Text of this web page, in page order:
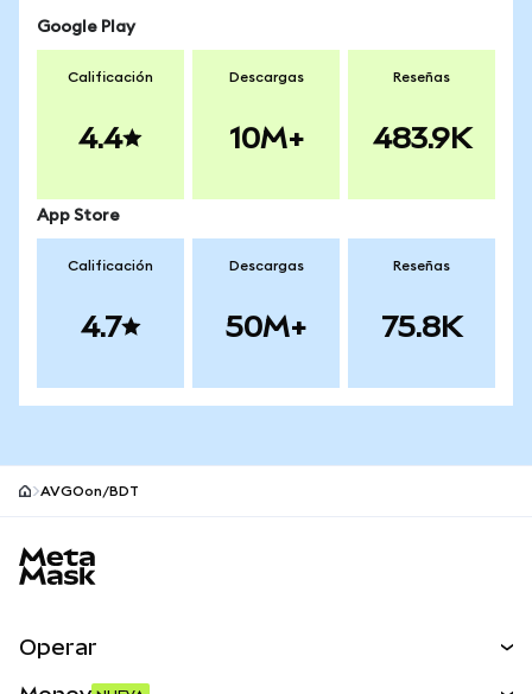
Google Play
Calificación
4.4
Descargas
10M+
Reseñas
483.9K
App Store
Calificación
4.7
Descargas
50M+
Reseñas
75.8K
AVGOon/BDT
Operar